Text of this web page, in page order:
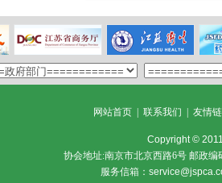
网站首页 联系我们 友情
Copyright ©
协会地址:南京市北京西路6号 邮政编
服务信箱：